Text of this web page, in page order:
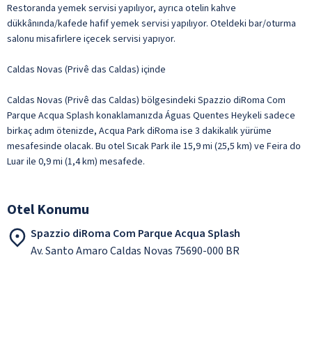
Restoranda yemek servisi yapılıyor, ayrıca otelin kahve
dükkânında/kafede hafif yemek servisi yapılıyor. Oteldeki bar/oturma
salonu misafirlere içecek servisi yapıyor.
Caldas Novas (Privê das Caldas) içinde
Caldas Novas (Privê das Caldas) bölgesindeki Spazzio diRoma Com
Parque Acqua Splash konaklamanızda Águas Quentes Heykeli sadece
birkaç adım ötenizde, Acqua Park diRoma ise 3 dakikalık yürüme
mesafesinde olacak. Bu otel Sıcak Park ile 15,9 mi (25,5 km) ve Feira do
Luar ile 0,9 mi (1,4 km) mesafede.
Otel Konumu
Spazzio diRoma Com Parque Acqua Splash
Av. Santo Amaro Caldas Novas 75690-000 BR